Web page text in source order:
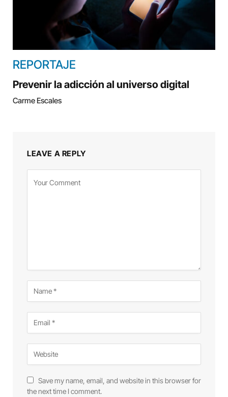
REPORTAJE
Prevenir la adicción al universo digital
Carme Escales
LEAVE A REPLY
Save my name, email, and website in this browser for
the next time I comment.